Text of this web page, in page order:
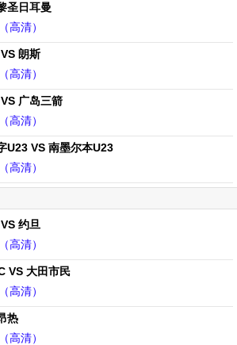
圣日耳曼
高清）
朗斯
高清）
广岛三箭
高清）
U23 VS 南墨尔本U23
高清）
约旦
高清）
VS 大田市民
高清）
热
高清）